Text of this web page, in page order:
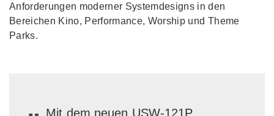
Anforderungen moderner Systemdesigns in den
Bereichen Kino, Performance, Worship und Theme
Parks.
„ Mit dem neuen USW-121P